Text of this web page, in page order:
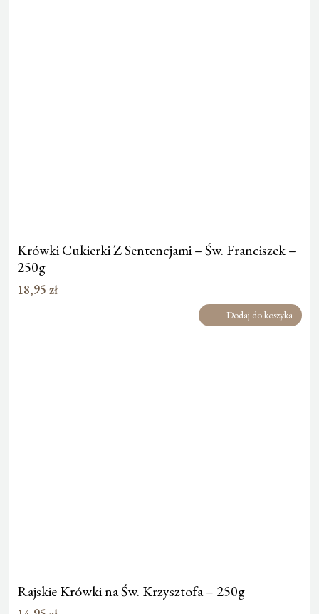
Krówki Cukierki Z Sentencjami – Św. Franciszek –
250g
18,95 zł
Dodaj do koszyka
Rajskie Krówki na Św. Krzysztofa – 250g